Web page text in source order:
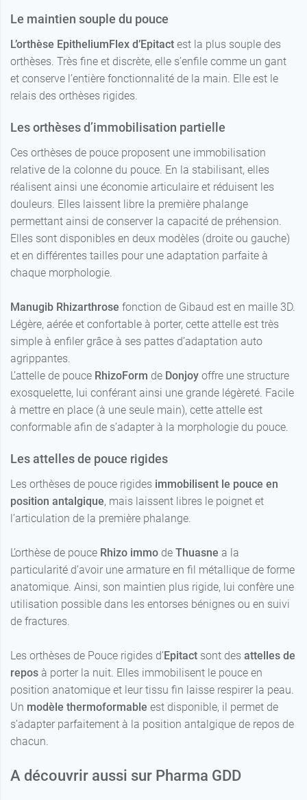
Le maintien souple du pouce
L’orthèse EpitheliumFlex d’Epitact est la plus souple des
orthèses. Très fine et discrète, elle s’enfile comme un gant
et conserve l’entière fonctionnalité de la main. Elle est le
relais des orthèses rigides.
Les orthèses d’immobilisation partielle
Ces orthèses de pouce proposent une immobilisation
relative de la colonne du pouce. En la stabilisant, elles
réalisent ainsi une économie articulaire et réduisent les
douleurs. Elles laissent libre la première phalange
permettant ainsi de conserver la capacité de préhension.
Elles sont disponibles en deux modèles (droite ou gauche)
et en différentes tailles pour une adaptation parfaite à
chaque morphologie.
Manugib Rhizarthrose fonction de Gibaud est en maille 3D.
Légère, aérée et confortable à porter, cette attelle est très
simple à enfiler grâce à ses pattes d’adaptation auto
agrippantes.
L’attelle de pouce RhizoForm de Donjoy offre une structure
exosquelette, lui conférant ainsi une grande légèreté. Facile
à mettre en place (à une seule main), cette attelle est
conformable afin de s’adapter à la morphologie du pouce.
Les attelles de pouce rigides
Les orthèses de pouce rigides immobilisent le pouce en
position antalgique, mais laissent libres le poignet et
l’articulation de la première phalange.
L’orthèse de pouce Rhizo immo de Thuasne a la
particularité d’avoir une armature en fil métallique de forme
anatomique. Ainsi, son maintien plus rigide, lui confère une
utilisation possible dans les entorses bénignes ou en suivi
de fractures.
Les orthèses de Pouce rigides d’Epitact sont des attelles de
repos à porter la nuit. Elles immobilisent le pouce en
position anatomique et leur tissu fin laisse respirer la peau.
Un modèle thermoformable est disponible, il permet de
s’adapter parfaitement à la position antalgique de repos de
chacun.
A découvrir aussi sur Pharma GDD